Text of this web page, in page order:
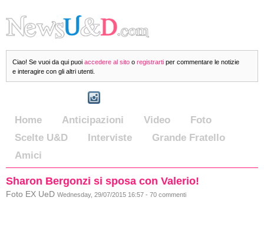
Ciao! Se vuoi da qui puoi accedere al sito o registrarti per commentare le notizie
e interagire con gli altri utenti.
Home Anticipazioni Video
Foto
Scelte U&D
Interviste
Grande Fratello
Amici
Sharon Bergonzi si sposa con Valerio!
Foto EX UeD Wednesday, 29/07/2015 16:57 - 70 commenti